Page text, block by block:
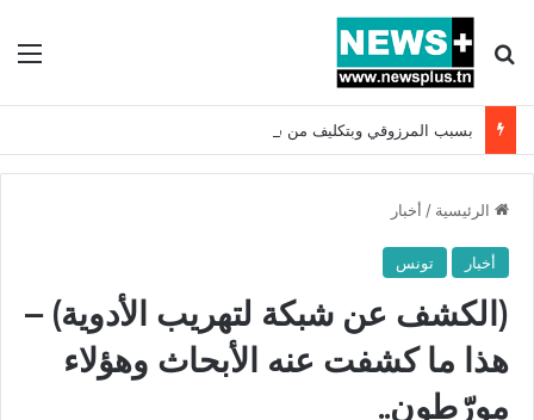
بحث عن
الرئيسية / أخبار
أخبار تونس
(الكشف عن شبكة لتهريب الأدوية) –
هذا ما كشفت عنه الأبحاث وهؤلاء
مورّطون..